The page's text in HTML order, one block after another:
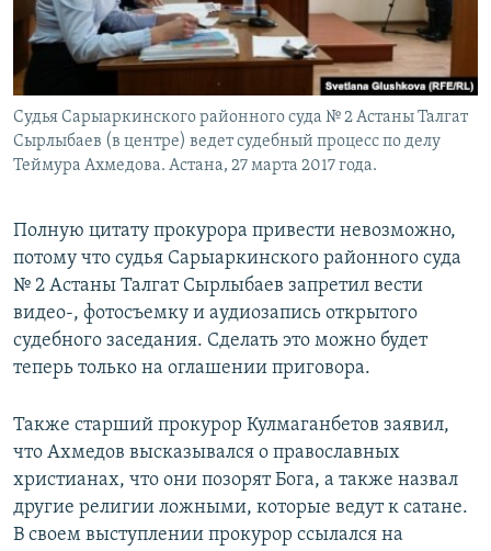
Судья Сарыаркинского районного суда № 2 Астаны Талгат
Сырлыбаев (в центре) ведет судебный процесс по делу
Теймура Ахмедова. Астана, 27 марта 2017 года.
Полную цитату прокурора привести невозможно,
потому что судья Сарыаркинского районного суда
№ 2 Астаны Талгат Сырлыбаев запретил вести
видео-, фотосъемку и аудиозапись открытого
судебного заседания. Сделать это можно будет
теперь только на оглашении приговора.
Также старший прокурор Кулмаганбетов заявил,
что Ахмедов высказывался о православных
христианах, что они позорят Бога, а также назвал
другие религии ложными, которые ведут к сатане.
В своем выступлении прокурор ссылался на